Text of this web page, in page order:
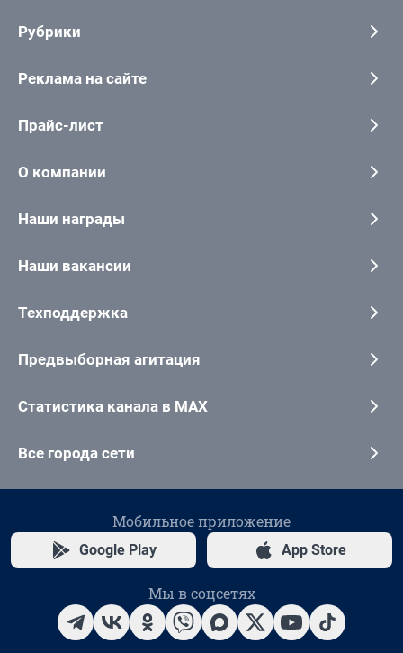
Рубрики
Реклама на сайте
Прайс-лист
О компании
Наши награды
Наши вакансии
Техподдержка
Предвыборная агитация
Статистика канала в MAX
Все города сети
Мобильное приложение
Google Play App Store
Мы в соцсетях